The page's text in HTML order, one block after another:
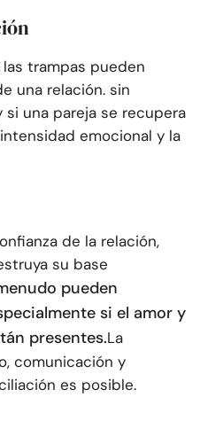
trampas pueden
una relación. sin
si una pareja se recupera
emocional y la
de la relación,
su base
pueden
si el amor y
presentes.La
comunicación y
es posible.